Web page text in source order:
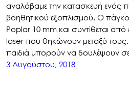
αναλάβαμε την κατασκευή ενός
βοηθητικού εξοπλισμού. Ο
Poplar 10 mm και συντίθεται από
laser που θηκώνουν μεταξύ τους.
παιδιά μπορούν να δουλέψουν
3 Αυγούστου, 2018